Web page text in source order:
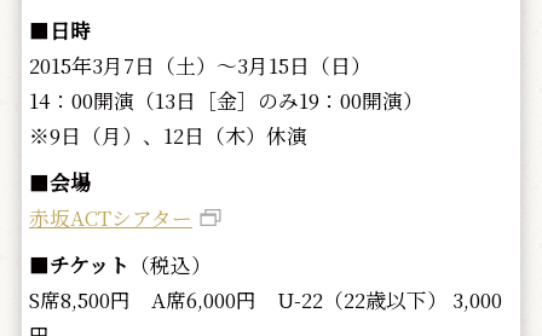
■ 日時
2015年3月7日（土）～3月15日（日）
14：00開演（13日［金］のみ19：00開演）
※9日（月）、12日（木）休演
■会場
赤坂ACTシアター
■チケット （税込）
S席8,500円 A席6,000円 U-22（22歳以下） 3,000